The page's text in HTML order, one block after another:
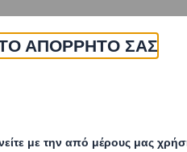
Η εταιρεία